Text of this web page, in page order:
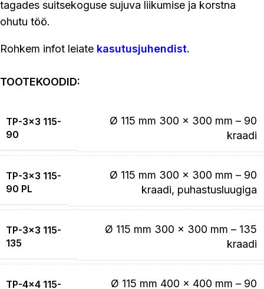
tagades suitsekoguse sujuva liikumise ja korstna
ohutu töö.
Rohkem infot leiate kasutusjuhendist.
TOOTEKOODID:
TP-3×3 115-
90
Ø 115 mm 300 x 300 mm – 90
kraadi
TP-3×3 115-
90 PL
Ø 115 mm 300 x 300 mm – 90
kraadi, puhastusluugiga
TP-3×3 115-
135
Ø 115 mm 300 x 300 mm – 135
kraadi
TP-4×4 115-
Ø 115 mm 400 x 400 mm – 90